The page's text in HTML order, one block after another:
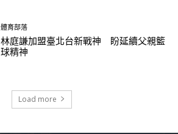
體育部落
林庭謙加盟臺北台新戰神 盼延續父親籃
球精神
Load more